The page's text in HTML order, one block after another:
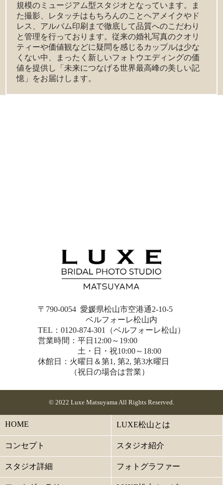
規模のミュージアム型スタジオとなっています。ま
た撮影、レタッチはもちろんのことヘアメイクやド
レス、アルバム印刷まで徹底して品質へのこだわり
と管理を行っております。従来の婚礼写真のクオリ
ティーや価値観などに疑問を感じるカップルは少な
くない中、まったく新しいフォトウエディングの価
値を提供し「未来につなげる世界最高峰の美しい記
憶」をお届けします。
〒790-0054 愛媛県松山市空港通2-10-5
ベルフォーレ松山内
TEL：0120-874-301（ベルフォーレ松山）
営業時間：平日12:00～19:00
土・日・祝10:00～18:00
休館日：火曜日＆第1, 第2, 第3水曜日
（祝日の場合は営業）
© 2022 Luxe Matsuyama All Rights Reserved.
HOME LUXE松山とは
コンセプト スタジオ紹介
スタジオ詳細 フォトグラファー